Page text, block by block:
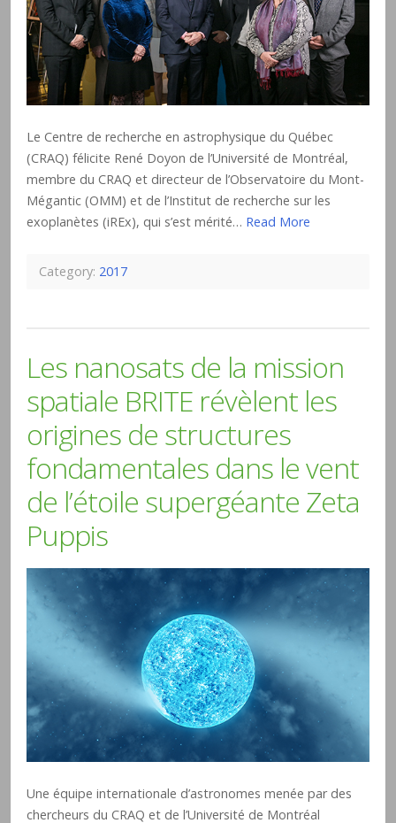
Le Centre de recherche en astrophysique du Québec
(CRAQ) félicite René Doyon de l’Université de Montréal,
membre du CRAQ et directeur de l’Observatoire du Mont-
Mégantic (OMM) et de l’Institut de recherche sur les
exoplanètes (iREx), qui s’est mérité… Read More
Category: 2017
Les nanosats de la mission
spatiale BRITE révèlent les
origines de structures
fondamentales dans le vent
de l’étoile supergéante Zeta
Puppis
Une équipe internationale d’astronomes menée par des
chercheurs du CRAQ et de l’Université de Montréal